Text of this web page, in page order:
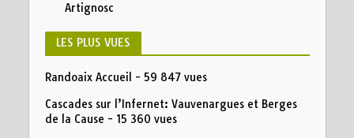
Artignosc
LES PLUS VUES
Randoaix Accueil - 59 847 vues
Cascades sur l’Infernet: Vauvenargues et Berges
de la Cause - 15 360 vues